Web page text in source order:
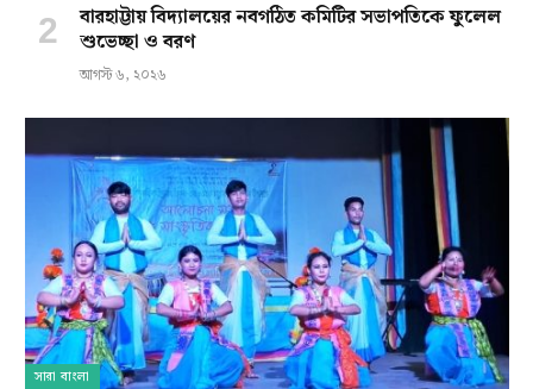
বারহাট্টায় বিদ্যালয়ের নবগঠিত কমিটির সভাপতিকে ফুলেল
শুভেচ্ছা ও বরণ
আগস্ট ৬, ২০২৬
সারা বাংলা